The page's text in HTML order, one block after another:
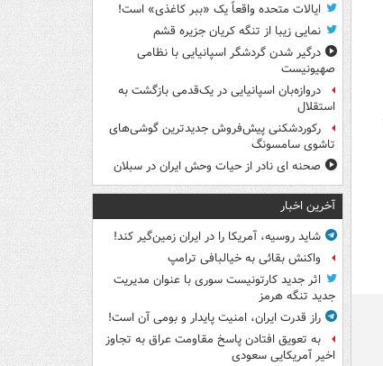
ایالات متحده واقعاً یک «ببر کاغذی» است!
نمایی زیبا از تنگه کریان جزیره قشم
درگیر شدن گردشگر اسپانیایی با نظامی
صهیونیست
دروازه‌بان اسپانیایی در یک‌قدمی بازگشت به
استقلال
رکوردشکنی پیش‌فروش جدیدترین گوشی‌های
تاشوی سامسونگ
صحنه ای نادر از حیات وحش ایران در سبلان
آخرین اخبار
شاید روسیه، آمریکا را در ایران زمین‌گیر کند!
واکنش بقائی به خیالبافی ترامپ
اثر جدید کارتونیست سوری با عنوان مدیریت
جدید تنگه هرمز
راز قدرت ایران، امنیت پایدار و بومی آن است!
به تعویق افتادن پاسخ مقاومت عراق به تجاوز
اخیر آمریکایی سعودی